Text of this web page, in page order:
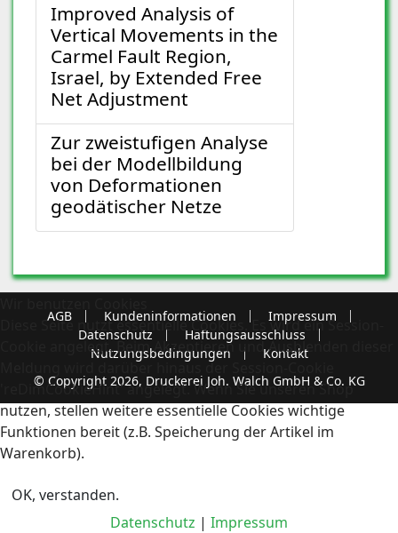
Improved Analysis of
Vertical Movements in the
Carmel Fault Region,
Israel, by Extended Free
Net Adjustment
Zur zweistufigen Analyse
bei der Modellbildung
von Deformationen
geodätischer Netze
AGB Kundeninformationen
Impressum
Datenschutz
Haftungsausschluss
Nutzungsbedingungen
Kontakt
© Copyright 2026, Druckerei Joh. Walch GmbH & Co. KG
Diese Seite nutzt essentielle Cookies. Es wird ein Session-
Cookie angelegt. Beim Akzeptieren und Ausblenden dieser
Meldung wird darüber hinaus der Session-Cookie
'reDimCookieHint' angelegt. Wenn Sie unseren Shop
nutzen, stellen weitere essentielle Cookies wichtige
Funktionen bereit (z.B. Speicherung der Artikel im
Warenkorb).
OK, verstanden.
Datenschutz | Impressum